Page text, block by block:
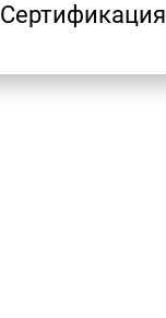
Сертификация